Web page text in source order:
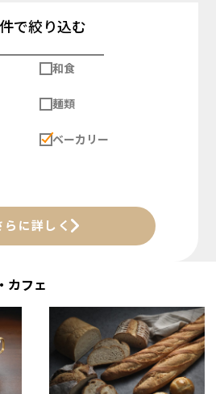
で絞り込む
和食
麺類
ベーカリー
らに詳しく
カフェ